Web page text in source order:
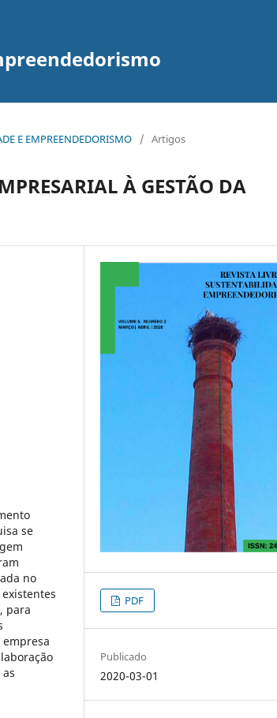
E EMPREENDEDORISMO / Artigos
À GESTÃO DA
se
no
para
PDF
Publicado
2020-03-01